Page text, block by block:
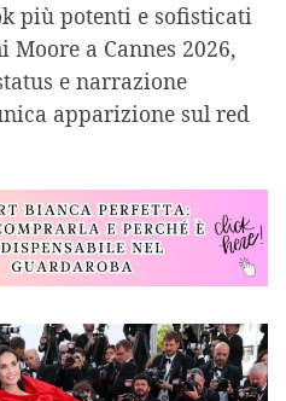
più potenti e sofisticati
a Cannes 2026,
e narrazione
apparizione sul red